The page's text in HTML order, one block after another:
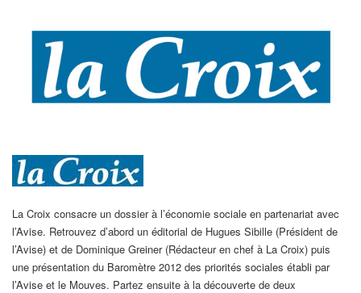
La Croix consacre un dossier à l’économie sociale en partenariat avec
l’Avise. Retrouvez d’abord un éditorial de Hugues Sibille (Président de
l’Avise) et de Dominique Greiner (Rédacteur en chef à La Croix) puis
une présentation du Baromètre 2012 des priorités sociales établi par
l’Avise et le Mouves. Partez ensuite à la découverte de deux